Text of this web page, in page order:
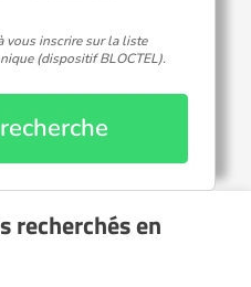
vous inscrire sur la liste
(dispositif BLOCTEL).
recherchés en